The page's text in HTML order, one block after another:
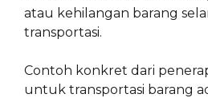
atau kehilangan barang
transportasi.
Contoh konkret dari
untuk transportasi barang